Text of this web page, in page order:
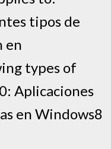
tipos de
en
types of
Aplicaciones
en Windows8